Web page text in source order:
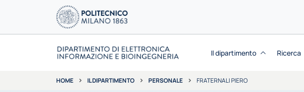
Il dipartimento Ricerca
HOME IL DIPARTIMENTO PERSONALE FRATERNALI PIERO